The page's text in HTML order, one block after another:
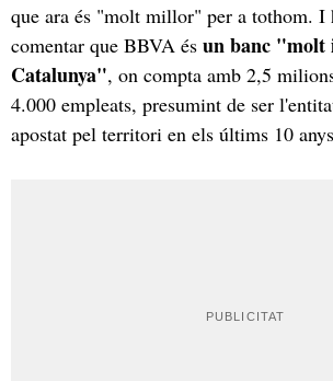
que ara és "molt millor" per a tothom. I
comentar que BBVA és un banc "molt
Catalunya", on compta amb 2,5
4.000 empleats, presumint de ser
apostat pel territori en els últims 10